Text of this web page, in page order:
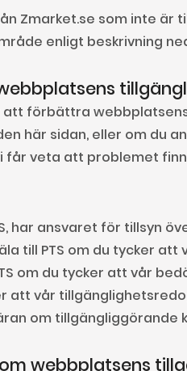
Zmarket.se som inte
enligt beskrivning
förbättra
här sidan, eller om du
får veta att problemet
har ansvaret för tillsyn
till PTS om du tycker
om du tycker att vår
att vår
om tillgängliggörande
webbplatsens